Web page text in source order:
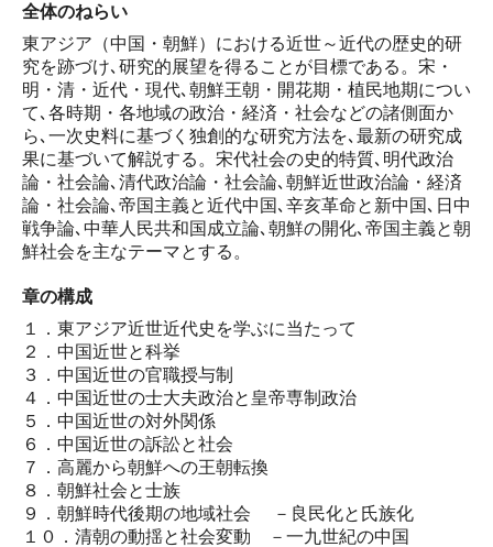
全体のねらい
東アジア（中国・朝鮮）における近世～近代の歴史的研
究を跡づけ､研究的展望を得ることが目標である。宋・
明・清・近代・現代､朝鮮王朝・開花期・植民地期につい
て､各時期・各地域の政治・経済・社会などの諸側面か
ら､一次史料に基づく独創的な研究方法を､最新の研究成
果に基づいて解説する。宋代社会の史的特質､明代政治
論・社会論､清代政治論・社会論､朝鮮近世政治論・経済
論・社会論､帝国主義と近代中国､辛亥革命と新中国､日中
戦争論､中華人民共和国成立論､朝鮮の開化､帝国主義と朝
鮮社会を主なテーマとする。
章の構成
１．東アジア近世近代史を学ぶに当たって
２．中国近世と科挙
３．中国近世の官職授与制
４．中国近世の士大夫政治と皇帝専制政治
５．中国近世の対外関係
６．中国近世の訴訟と社会
７．高麗から朝鮮への王朝転換
８．朝鮮社会と士族
９．朝鮮時代後期の地域社会 －良民化と氏族化
１０．清朝の動揺と社会変動 －一九世紀の中国